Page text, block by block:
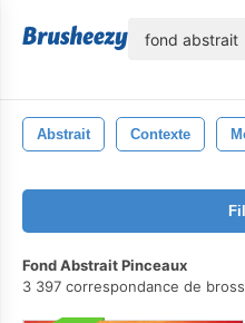
Abstrait Contexte
Fond Abstrait Pinceaux
3 397 correspondance de